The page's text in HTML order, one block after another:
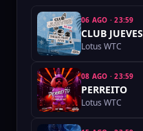
06 AGO ·23:59
CLUB JUEVES
Lotus WTC
08 AGO ·23:59
PERREITO
Lotus WTC